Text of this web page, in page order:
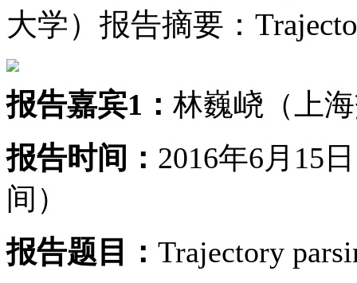
大学）报告摘要：
报告嘉宾1： 林巍峣（上
报告时间： 2016年6月15
间）
报告题目： Trajectory